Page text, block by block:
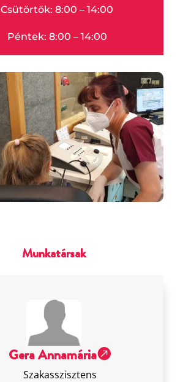
Csütörtök: 8:00 – 14:00
Péntek: 8:00 – 14:00
Munkatársak
Gera Annamária
Szakasszisztens